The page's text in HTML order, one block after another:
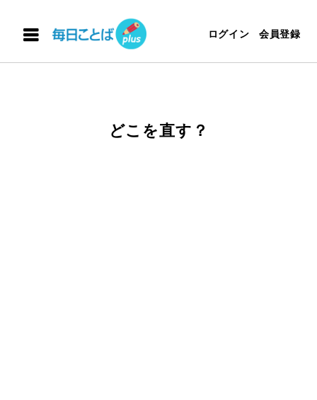
ログイン 会員登録
どこを直す？